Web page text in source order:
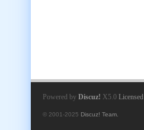
Powered by Discuz! X5.0 Licensed
© 2001-2025 Discuz! Team.